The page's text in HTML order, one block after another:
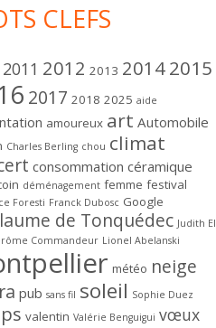
CLEFS
2011 2012 2013 20142015
2017 2018 2025 aide
amoureux art Automobile
Charles Berling chou climat
consommation céramique
déménagement femme festival
Foresti Franck Dubosc Google
de Tonquédec Judith El
Commandeur Lionel Abelanski
météo neige
pub sans fil soleil Sophie Duez
valentin Valérie Benguigui vœux